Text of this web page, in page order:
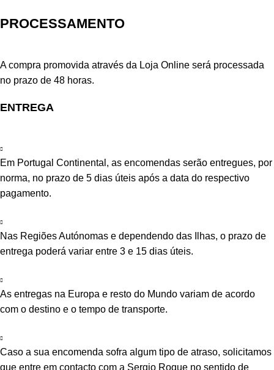
PROCESSAMENTO
A compra promovida através da Loja Online será processada
no prazo de 48 horas.
ENTREGA
Em Portugal Continental, as encomendas serão entregues, por
norma, no prazo de 5 dias úteis após a data do respectivo
pagamento.
Nas Regiões Autónomas e dependendo das Ilhas, o prazo de
entrega poderá variar entre 3 e 15 dias úteis.
As entregas na Europa e resto do Mundo variam de acordo
com o destino e o tempo de transporte.
Caso a sua encomenda sofra algum tipo de atraso, solicitamos
que entre em contacto com a Sergio Roque no sentido de